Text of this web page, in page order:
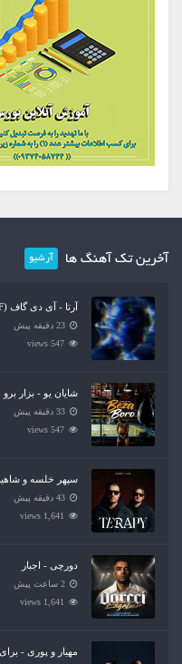
آخرین تک آهنگ ها آرشیو
آرتا - آی دی گاف (IDGAF)
23 دقیقه پیش
547 views
شایان یو - بزار برو
33 دقیقه پیش
547 views
سپهر خلسه و
43 دقیقه پیش
1,641 views
دورچی - اجبار
2 ساعت پیش
1,641 views
مهیار و پوری -